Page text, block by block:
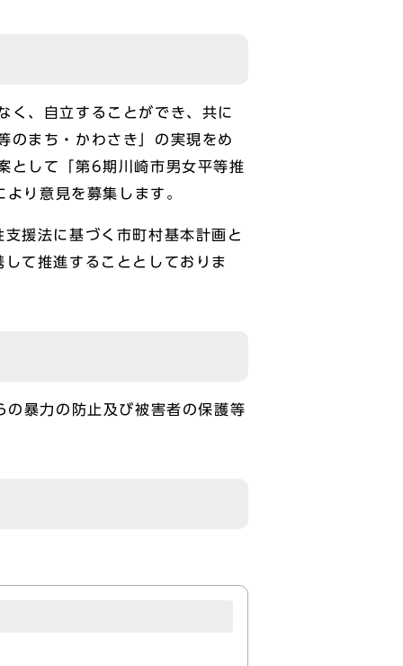
、自立することができ、共に
のまち・かわさき」の実現をめ
として「第6期川崎市男女平等推
り意見を募集します。
援法に基づく市町村基本計画と
て推進することとしておりま
暴力の防止及び被害者の保護等